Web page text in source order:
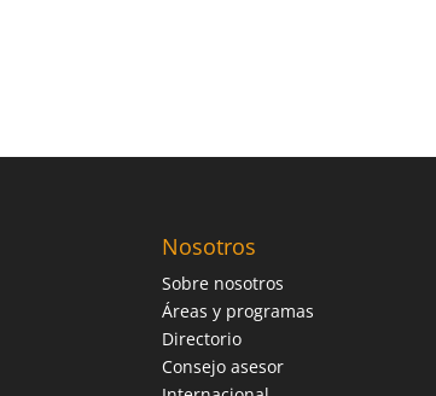
Nosotros
Sobre nosotros
Áreas y programas
Directorio
Consejo asesor